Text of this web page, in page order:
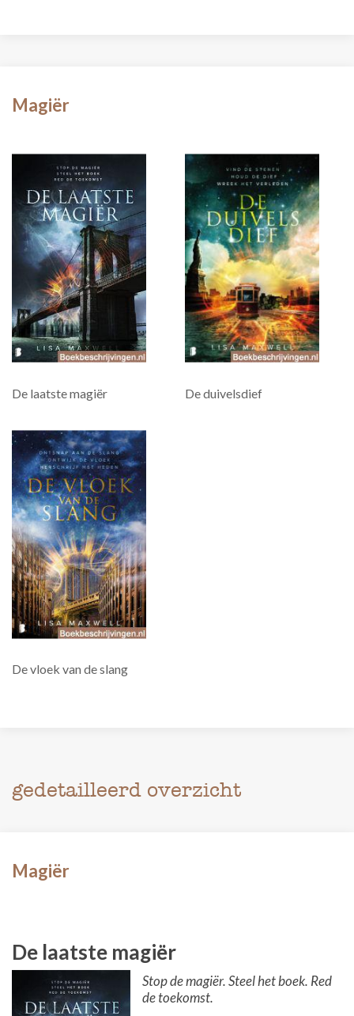
Magiër
De laatste magiër De duivelsdief
De vloek van de slang
gedetailleerd overzicht
Magiër
De laatste magiër
Stop de magiër. Steel het boek. Red
de toekomst.